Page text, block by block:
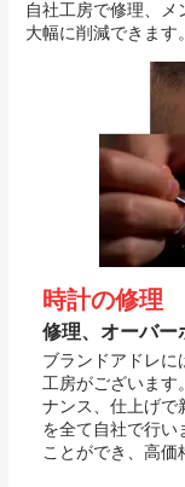
自社工房で修理、
大幅に削減できます。
時計の修理
修理、オーバー
ブランドアドレに
工房がございます
ナンス、仕上げで
を全て自社で行い
ことができ、高価